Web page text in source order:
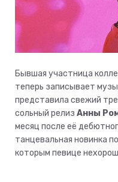
Бывшая участница
теперь записывает
представила свежий
сольный релиз Анны
месяц после её
танцевальная новинка
которым певице